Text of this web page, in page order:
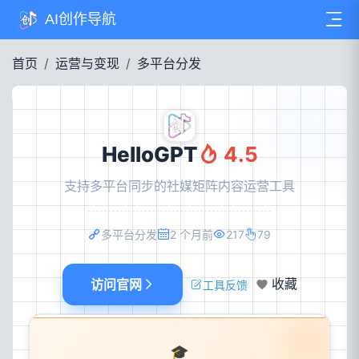
AI创作导航
首页 运营与变现 多平台分发
HelloGPT 4.5
支持多平台同步的社媒矩阵内容运营工具
多平台分发 2 个月前 217 79
访问官网 工具反馈 收藏